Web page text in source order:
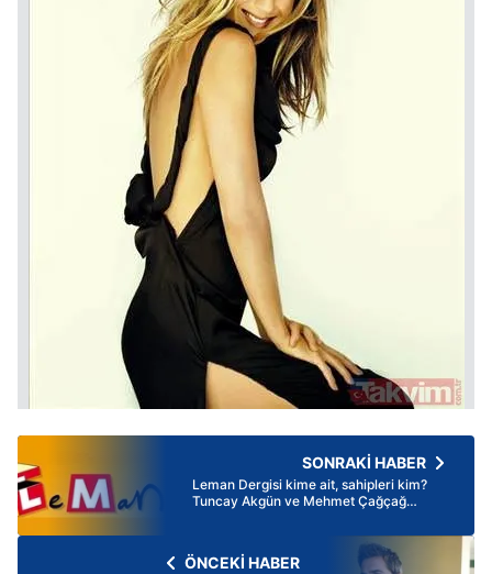
SONRAKİ HABER
Leman Dergisi kime ait, sahipleri kim?
Tuncay Akgün ve Mehmet Çağçağ
ÖNCEKİ HABER